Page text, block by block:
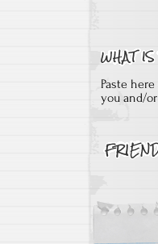
Paste
you and/